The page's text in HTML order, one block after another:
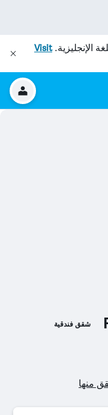
الإنجليزية.Visit
شقق فندقية